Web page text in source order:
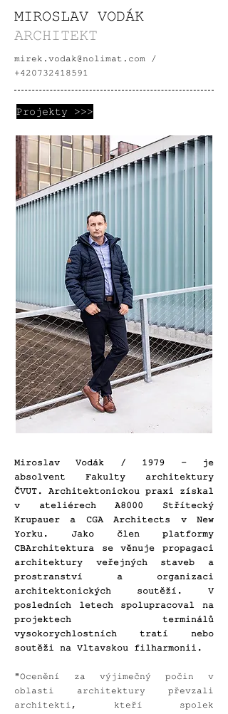
MIROSLAV VODÁK
ARCHITEKT
mirek.vodak@nolimat.com /
+420732418591
Projekty >>>
Miroslav Vodák / 1979 - je
absolvent Fakulty architektury
ČVUT. Architektonickou praxi získal
v ateliérech A8000 Střítecký
Krupauer a CGA Architects v New
Yorku. Jako člen platformy
CBArchitektura se věnuje propagaci
architektury veřejných staveb a
prostranství a organizaci
architektonických soutěží. V
posledních letech spolupracoval na
projektech terminálů
vysokorychlostních tratí nebo
soutěži na Vltavskou filharmonii.
"Ocenění za výjimečný počin v
oblasti architektury převzali
architekti, kteří spolek